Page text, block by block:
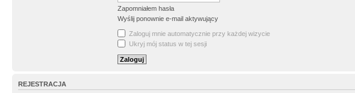
Zapomniałem hasła
Wyślij ponownie e-mail aktywujący
Zaloguj mnie automatycznie przy każdej wizycie
Ukryj mój status w tej sesji
REJESTRACJA